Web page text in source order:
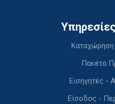
Καταχώρηση
Πακέτα
Εισηγητές -
Είσοδος -